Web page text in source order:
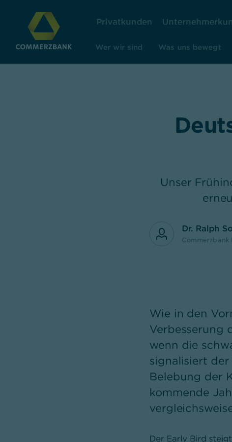
Privatkunden
Wer wir sind Was uns bewegt
Unser
Dr. Ralph
Commerzbank
Wie in den
Verbesserung
wenn die
signalisiert der
Belebung der
kommende
Der Early Bird